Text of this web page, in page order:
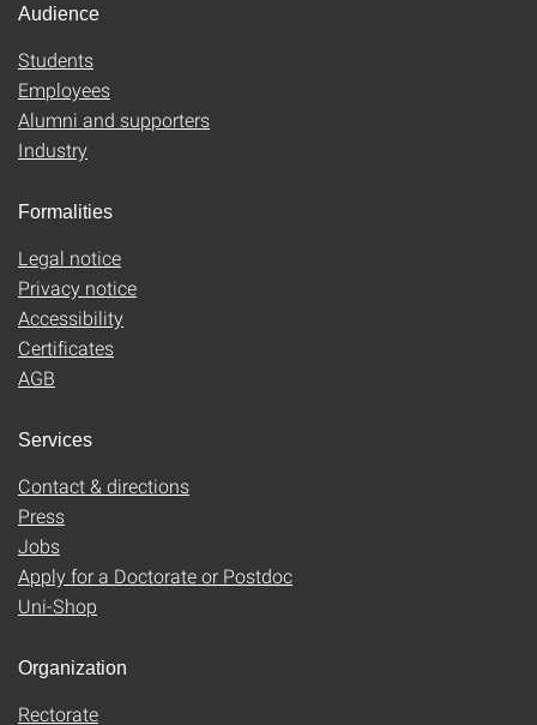
Audience
Students
Employees
Alumni and supporters
Industry
Formalities
Legal notice
Privacy notice
Accessibility
Certificates
AGB
Services
Contact & directions
Press
Jobs
Apply for a Doctorate or Postdoc
Uni-Shop
Organization
Rectorate